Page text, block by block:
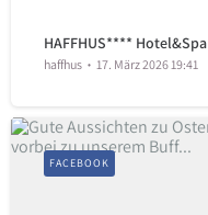
HAFFHUS**** Hotel&Spa
haffhus 17. März 2026 19:41
FACEBOOK